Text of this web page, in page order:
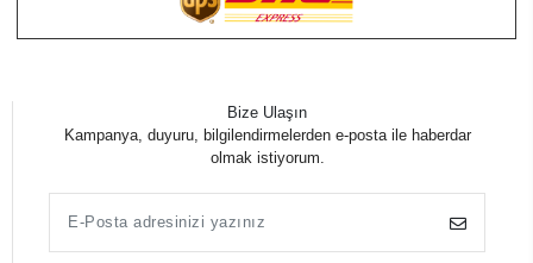
Bize Ulaşın
Kampanya, duyuru, bilgilendirmelerden e-posta ile haberdar
olmak istiyorum.